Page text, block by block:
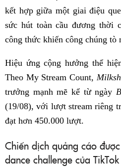
kết hợp giữa một giai điệu
sức hút toàn cầu đương thời
công thức khiến công chúng tò
Hiệu ứng cộng hưởng thể
Theo My Stream Count,
trưởng mạnh mẽ kể từ ngày
(19/08), với lượt stream riêng
đạt hơn 450.000 lượt.
Chiến dịch quảng cáo
dance challenge của TikTok